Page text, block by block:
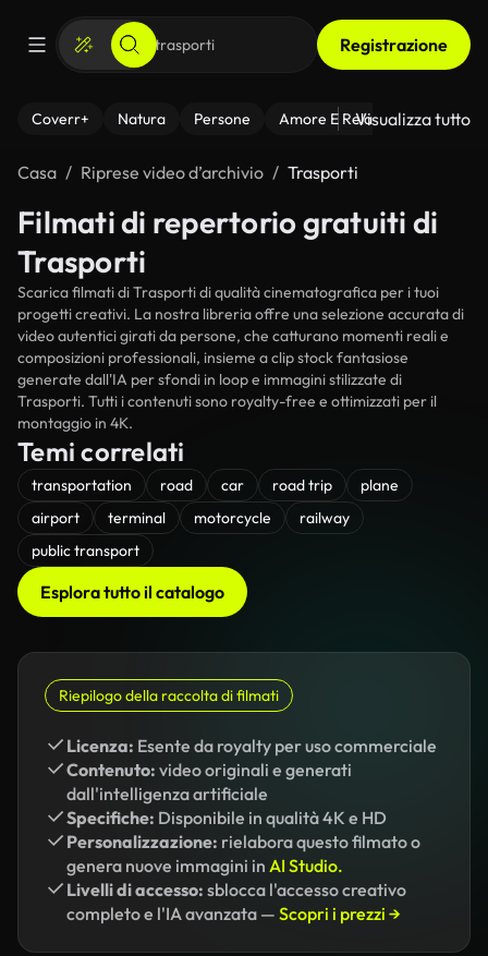
Registrazione
Coverr+ Natura Persone Amore E Relazioni Il
Visualizza tutto
Casa Riprese video d’archivio Trasporti
Filmati di repertorio gratuiti di
Trasporti
Scarica filmati di Trasporti di qualità cinematografica per i tuoi
progetti creativi. La nostra libreria offre una selezione accurata di
video autentici girati da persone, che catturano momenti reali e
composizioni professionali, insieme a clip stock fantasiose
generate dall'IA per sfondi in loop e immagini stilizzate di
Trasporti. Tutti i contenuti sono royalty-free e ottimizzati per il
montaggio in 4K.
Temi correlati
transportation road car road trip
plane
airport
terminal motorcycle
railway
public transport
Esplora tutto il catalogo
Riepilogo della raccolta di filmati
Licenza: Esente da royalty per uso commerciale
Contenuto: video originali e generati
dall'intelligenza artificiale
Specifiche: Disponibile in qualità 4K e HD
Personalizzazione: rielabora questo filmato o
genera nuove immagini in AI Studio.
Livelli di accesso: sblocca l'accesso creativo
completo e l'IA avanzata — Scopri i prezzi →